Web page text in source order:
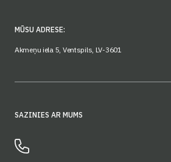
MŪSU ADRESE:
Akmeņu iela 5, Ventspils, LV-3601
SAZINIES AR MUMS